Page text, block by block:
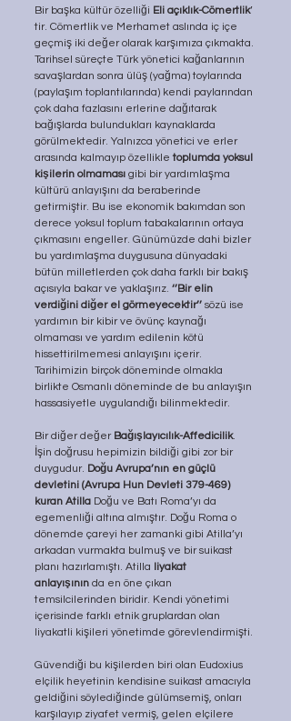
Bir başka kültür özelliği Eli açıklık-Cömertlik’
tir. Cömertlik ve Merhamet aslında iç içe
geçmiş iki değer olarak karşımıza çıkmakta.
Tarihsel süreçte Türk yönetici kağanlarının
savaşlardan sonra ülüş (yağma) toylarında
(paylaşım toplantılarında) kendi paylarından
çok daha fazlasını erlerine dağıtarak
bağışlarda bulundukları kaynaklarda
görülmektedir. Yalnızca yönetici ve erler
arasında kalmayıp özellikle toplumda yoksul
kişilerin olmaması gibi bir yardımlaşma
kültürü anlayışını da beraberinde
getirmiştir. Bu ise ekonomik bakımdan son
derece yoksul toplum tabakalarının ortaya
çıkmasını engeller. Günümüzde dahi bizler
bu yardımlaşma duygusuna dünyadaki
bütün milletlerden çok daha farklı bir bakış
açısıyla bakar ve yaklaşırız. ‘’Bir elin
verdiğini diğer el görmeyecektir’’ sözü ise
yardımın bir kibir ve övünç kaynağı
olmaması ve yardım edilenin kötü
hissettirilmemesi anlayışını içerir.
Tarihimizin birçok döneminde olmakla
birlikte Osmanlı döneminde de bu anlayışın
hassasiyetle uygulandığı bilinmektedir.
Bir diğer değer Bağışlayıcılık-Affedicilik.
İşin doğrusu hepimizin bildiği gibi zor bir
duygudur. Doğu Avrupa’nın en güçlü
devletini (Avrupa Hun Devleti 379-469)
kuran Atilla Doğu ve Batı Roma’yı da
egemenliği altına almıştır. Doğu Roma o
dönemde çareyi her zamanki gibi Atilla’yı
arkadan vurmakta bulmuş ve bir suikast
planı hazırlamıştı. Atilla liyakat
anlayışının da en öne çıkan
temsilcilerinden biridir. Kendi yönetimi
içerisinde farklı etnik gruplardan olan
liyakatli kişileri yönetimde görevlendirmişti.
Güvendiği bu kişilerden biri olan Eudoxius
elçilik heyetinin kendisine suikast amacıyla
geldiğini söylediğinde gülümsemiş, onları
karşılayıp ziyafet vermiş, gelen elçilere